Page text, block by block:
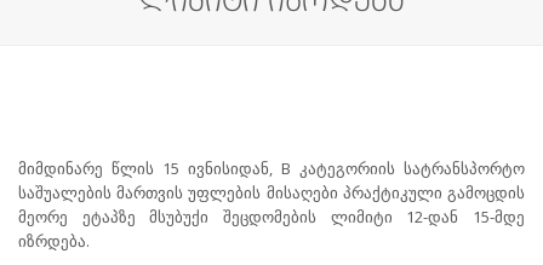
მიმდინარე წლის 15 ივნისიდან, B კატეგორიის სატრანსპორტო
საშუალების მართვის უფლების მისაღები პრაქტიკული გამოცდის
მეორე ეტაპზე მსუბუქი შეცდომების ლიმიტი 12-დან 15-მდე
იზრდება.